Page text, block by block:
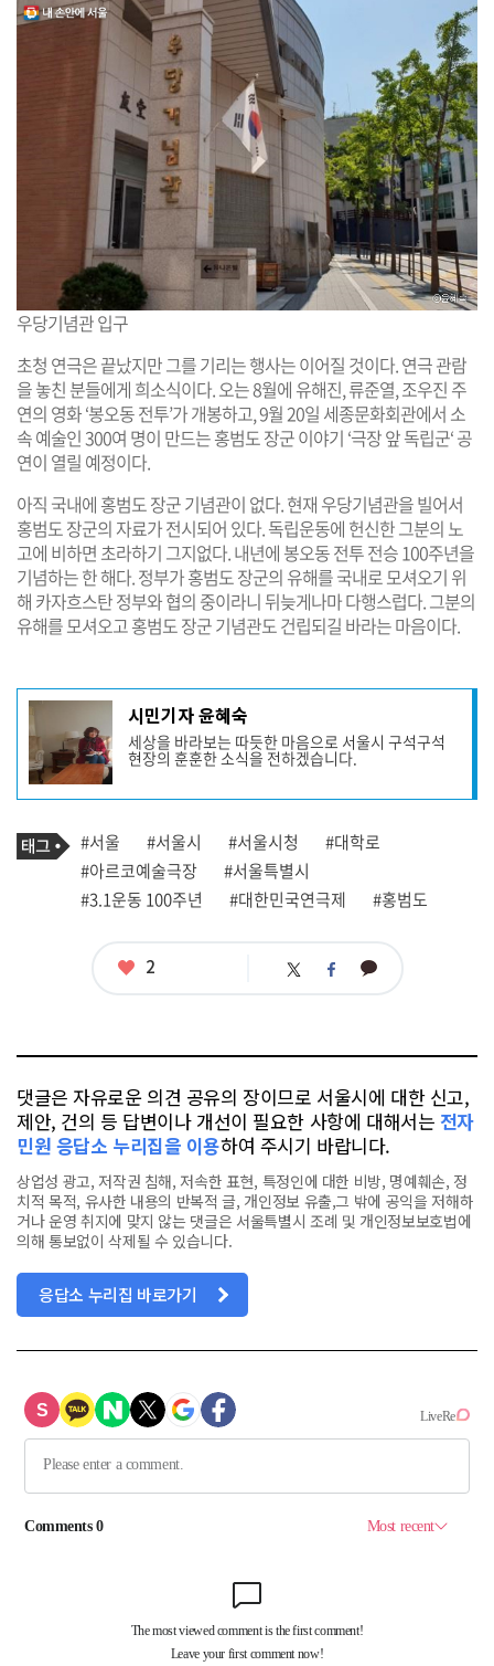
우당기념관 입구
초청 연극은 끝났지만 그를 기리는 행사는 이어질 것이다. 연극 관람
을 놓친 분들에게 희소식이다. 오는 8월에 유해진, 류준열, 조우진 주
연의 영화 ‘봉오동 전투’가 개봉하고, 9월 20일 세종문화회관에서 소
속 예술인 300여 명이 만드는 홍범도 장군 이야기 ‘극장 앞 독립군‘ 공
연이 열릴 예정이다.
아직 국내에 홍범도 장군 기념관이 없다. 현재 우당기념관을 빌어서
홍범도 장군의 자료가 전시되어 있다. 독립운동에 헌신한 그분의 노
고에 비하면 초라하기 그지없다. 내년에 봉오동 전투 전승 100주년을
기념하는 한 해다. 정부가 홍범도 장군의 유해를 국내로 모셔오기 위
해 카자흐스탄 정부와 협의 중이라니 뒤늦게나마 다행스럽다. 그분의
유해를 모셔오고 홍범도 장군 기념관도 건립되길 바라는 마음이다.
기
사
작
성
자
프
필
시민기자 윤혜숙
세상을 바라보는 따듯한 마음으로 서울시 구석구석
현장의 훈훈한 소식을 전하겠습니다.
기
사
관
련
태
태
그
#서울 #서울시 #서울시청
#대학로
#아르코예술극장
#서울특별시
#3.1운동 100주년
#대한민국연극제 #홍범도
좋
2 트 페 카
댓글은 자유로운 의견 공유의 장이므로 서울시에 대한 신고,
제안, 건의 등 답변이나 개선이 필요한 사항에 대해서는 전자
민원 응답소 누리집을 이용하여 주시기 바랍니다.
상업성 광고, 저작권 침해, 저속한 표현, 특정인에 대한 비방, 명예훼손, 정
치적 목적, 유사한 내용의 반복적 글, 개인정보 유출,그 밖에 공익을 저해하
거나 운영 취지에 맞지 않는 댓글은 서울특별시 조례 및 개인정보보호법에
의해 통보없이 삭제될 수 있습니다.
응답소 누리집 바로가기